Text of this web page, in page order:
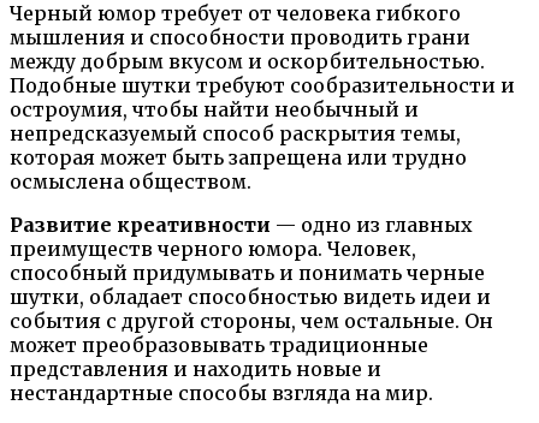
Черный юмор требует от человека гибкого
мышления и способности проводить грани
между добрым вкусом и оскорбительностью.
Подобные шутки требуют сообразительности и
остроумия, чтобы найти необычный и
непредсказуемый способ раскрытия темы,
которая может быть запрещена или трудно
осмыслена обществом.
Развитие креативности — одно из главных
преимуществ черного юмора. Человек,
способный придумывать и понимать черные
шутки, обладает способностью видеть идеи и
события с другой стороны, чем остальные. Он
может преобразовывать традиционные
представления и находить новые и
нестандартные способы взгляда на мир.